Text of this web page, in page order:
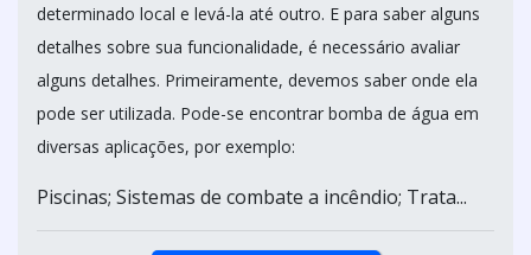
determinado local e levá-la até outro. E para saber alguns
detalhes sobre sua funcionalidade, é necessário avaliar
alguns detalhes. Primeiramente, devemos saber onde ela
pode ser utilizada. Pode-se encontrar bomba de água em
diversas aplicações, por exemplo:
Piscinas; Sistemas de combate a incêndio; Trata...